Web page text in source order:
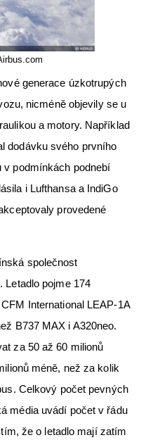
generace úzkotrupých
nicméně objevily se u
a motory. Například
dodávku svého prvního
v podmínkách podnebí
i Lufthansa a IndiGo
provedené
společnost
Letadlo pojme 174
International LEAP-1A
B737 MAX i A320neo.
za 50 až 60 milionů
méně, než za kolik
Celkový počet pevných
média uvádí počet v řádu
že o letadlo mají zatím